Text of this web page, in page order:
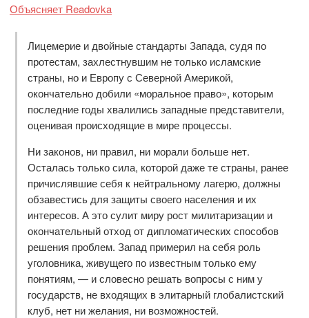
Объясняет Readovka
Лицемерие и двойные стандарты Запада, судя по
протестам, захлестнувшим не только исламские
страны, но и Европу с Северной Америкой,
окончательно добили «моральное право», которым
последние годы хвалились западные представители,
оценивая происходящие в мире процессы.
Ни законов, ни правил, ни морали больше нет.
Осталась только сила, которой даже те страны, ранее
причислявшие себя к нейтральному лагерю, должны
обзавестись для защиты своего населения и их
интересов. А это сулит миру рост милитаризации и
окончательный отход от дипломатических способов
решения проблем. Запад примерил на себя роль
уголовника, живущего по известным только ему
понятиям, — и словесно решать вопросы с ним у
государств, не входящих в элитарный глобалистский
клуб, нет ни желания, ни возможностей.